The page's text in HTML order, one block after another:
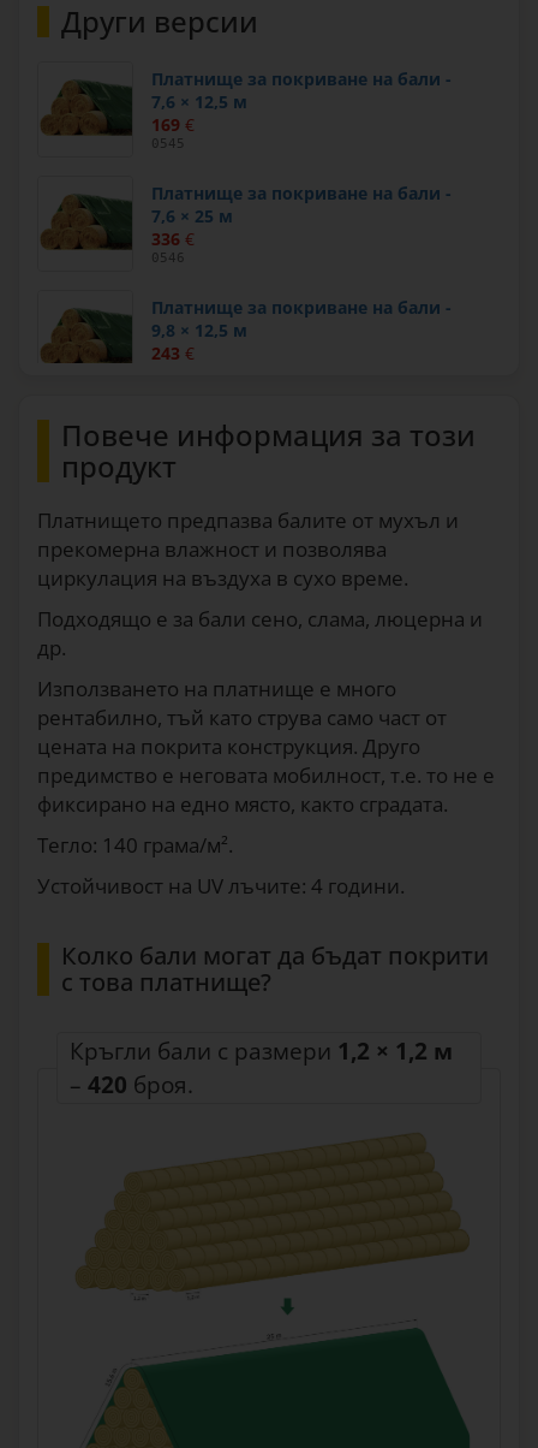
Други версии
Платнище за покриване на бали -
7,6 × 12,5 м
169 €
0545
Платнище за покриване на бали -
7,6 × 25 м
336 €
0546
Платнище за покриване на бали -
9,8 × 12,5 м
243 €
Платнище за покриване на бали -
9,8 × 25 м
433
Платнище за покриване на бали -
12 × 25 м
531€
Повече информация за този
продукт
Платнището предпазва балите от мухъл и
прекомерна влажност и позволява
циркулация на въздуха в сухо време.
Подходящо е за бали сено, слама, люцерна и
др.
Използването на платнище е много
рентабилно, тъй като струва само част от
цената на покрита конструкция. Друго
предимство е неговата мобилност, т.е. то не е
фиксирано на едно място, както сградата.
Тегло: 140 грама/м².
Устойчивост на UV лъчите: 4 години.
Колко бали могат да бъдат покрити
с това платнище?
Кръгли бали с размери 1,2 × 1,2 м
– 420 броя.